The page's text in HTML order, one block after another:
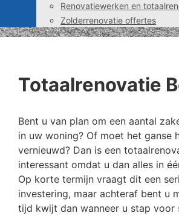
Renovatiewerken en
Zolderrenovatie offertes
Totaalrenovatie
Bent u van plan om een aantal
in uw woning? Of moet het ganse
vernieuwd? Dan is een
interessant omdat u dan alles in
Op korte termijn vraagt dit een
investering, maar achteraf bent u
tijd kwijt dan wanneer u stap voor